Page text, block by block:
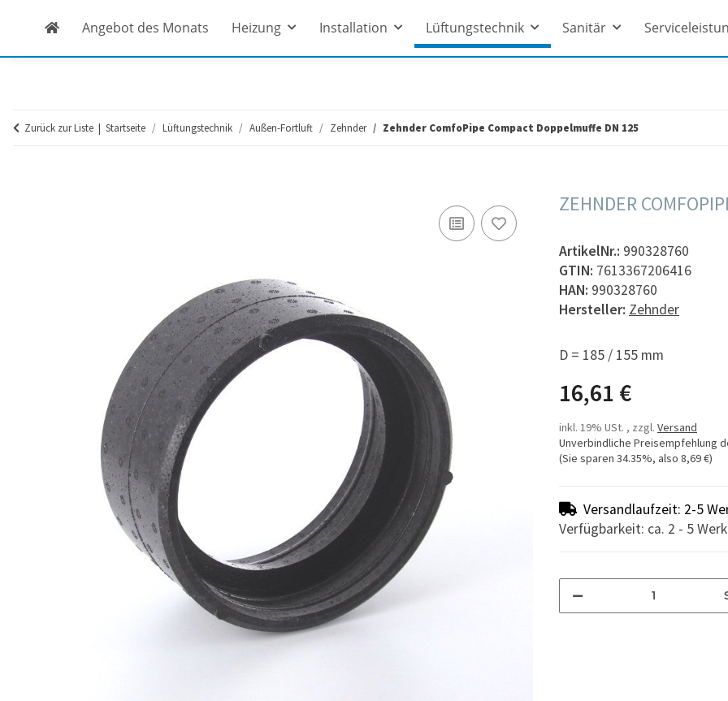
Angebot des Monats Heizung Installation Lüftungstechnik Sanitär
Zurück zur Liste Startseite Lüftungstechnik Außen-Fortluft Zehnder Zehnder ComfoPipe Compact Doppelmuffe DN 125
ZEHNDER
ArtikelNr.: 990328760
GTIN: 7613367206416
HAN: 990328760
Hersteller: Zehnder
D = 185 / 155 mm
16,61 €
inkl. 19% USt. , zzgl. Versand
Unverbindliche Preisempfehlung
(Sie sparen 34.35%, also 8,69 €)
Versandlaufzeit: 2-5
Verfügbarkeit: ca. 2 - 5